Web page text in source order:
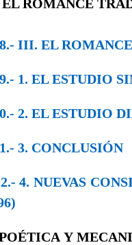
ROMANCE
III. EL
1. EL ESTUDIO
2. EL ESTUDIO
3. CONCLUSIÓN
4. NUEVAS
Y